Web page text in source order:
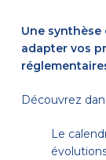
Une
adapter vos
Découvrez
Le